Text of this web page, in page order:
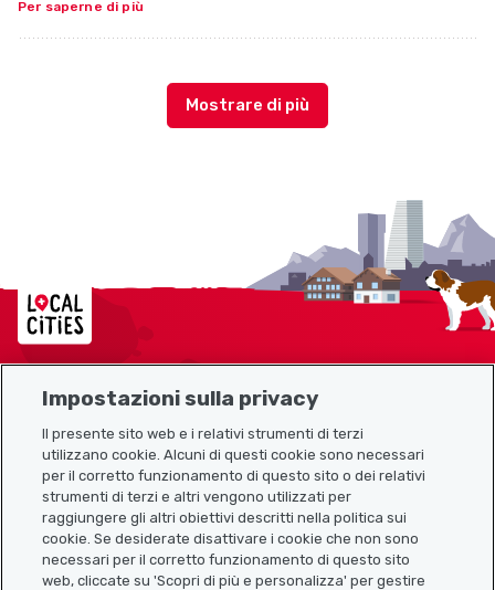
Per saperne di più
Localcities
Link utili
Scarica l’app Localcities
Impostazioni sulla privacy
Il presente sito web e i relativi strumenti di terzi
utilizzano cookie. Alcuni di questi cookie sono necessari
per il corretto funzionamento di questo sito o dei relativi
strumenti di terzi e altri vengono utilizzati per
raggiungere gli altri obiettivi descritti nella politica sui
cookie. Se desiderate disattivare i cookie che non sono
necessari per il corretto funzionamento di questo sito
web, cliccate su 'Scopri di più e personalizza' per gestire